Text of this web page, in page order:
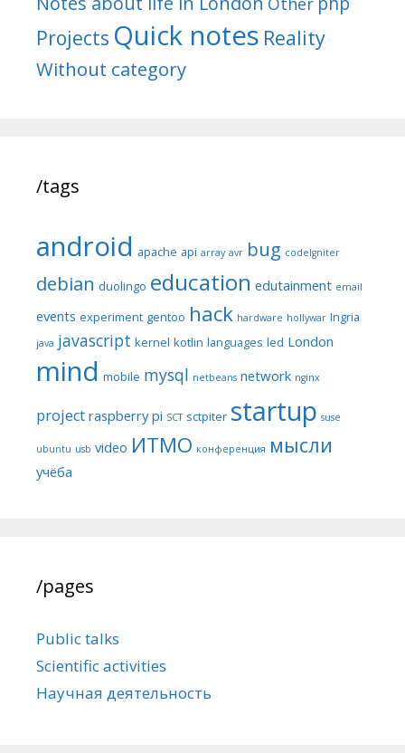
Projects Quick notes Reality
Without category
/tags
android apache api array avr bug codeIgniter
debian duolingo education edutainment email
events experiment gentoo hack hardware hollywar Ingria
java javascript kernel kotlin languages led London
mind mobile mysql netbeans network nginx
project raspberry pi SCT sctpiter startup suse
ubuntu usb video ИТМО конференция мысли
учёба
/pages
Public talks
Scientific activities
Научная деятельность